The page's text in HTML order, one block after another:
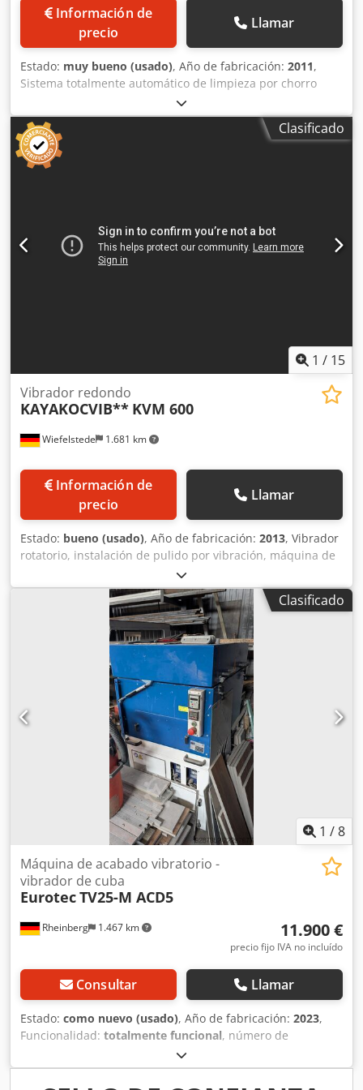
Información de
precio
Llamar
Estado: muy bueno (usado), Año de fabricación: 2011,
Sistema totalmente automático de limpieza por chorro
doble Rösler, automatizado mediante robots industriales.
Cámaras de limpieza con 2 sopladores cada una y 2 cajas
de carga y descarga cada una. Año de fabricación: 2011.
Incluye separador húmedo. Dedpfxozb Dqho Aivsck
Clasificado
1 / 15
Wiefelstede 1.681 km
Vibrador redondo
KAYAKOCVIB** KVM 600
Información de
precio
Llamar
Estado: bueno (usado), Año de fabricación: 2013, Vibrador
rotatorio, instalación de pulido por vibración, máquina de
pulido por vibración, vibrador rotatorio para pulido,
instalación Trowal, vibrador de flujo continuo,
transportador vibratorio, transportador oscilante, canal de
transporte, transportador helicoidal. -Vibrador rotatorio:
con campana protectora acústica y sistema de
pulverización. -Fabricante: KAYAKOCVIB, vibrador rotatorio
tipo KVM 600. -Depósito de trabajo: montado sobre
soportes elásticos. -Volumen total: 600 litros. -Diámetro
exterior: 1360 mm. -Ancho del depósito de trabajo: 430
mm. Dcedpfxjzhxduo Aivjk -Altura del depósito de trabajo:
570 mm. -Accesorios: campana protectora acústica,
sistema de pulverización, control de velocidad, compuerta
de separación accionada neumáticamente. -Máquina para:
desbarbar, pulir, redondear bordes. -Dimensiones de la
máquina: 1650/2230/A1330 mm. -Dimensiones del cuadro
eléctrico: 780/1070/A280 mm. -Peso: 1395 kg.
Clasificado
1 /8
Rheinberg 1.467 km
Máquina de acabado vibratorio -
vibrador de cuba
EurotecTV25-M ACD5
11.900 €
precio fijo IVA no incluído
Consultar Llamar
Estado: como nuevo (usado), Año de fabricación: 2023,
Funcionalidad: totalmente funcional, número de
, capacidad del depósito:
capacidad útil del depósito:36 l, tensión de entrada:230
, dimensión interior anchura:280 mm, dimensión